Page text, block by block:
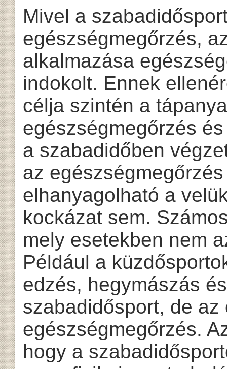
Mivel a
egészségmegőrzés,
alkalmazása
indokolt. Ennek
célja szintén a
egészségmegőrzés
a szabadidőben
az
elhanyagolható a
kockázat sem.
mely esetekben nem
Például a
edzés, hegymászás
szabadidősport, de
egészségmegőrzés.
hogy a